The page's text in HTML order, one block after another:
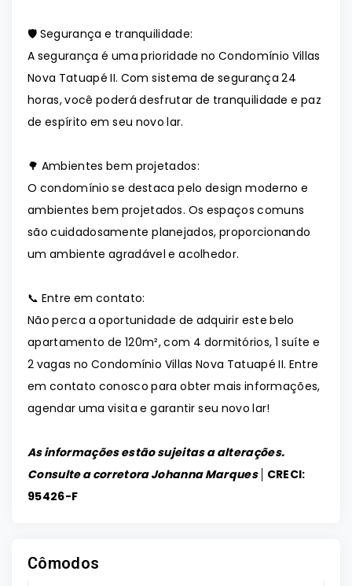
🛡️ Segurança e tranquilidade:
A segurança é uma prioridade no Condomínio Villas
Nova Tatuapé II. Com sistema de segurança 24
horas, você poderá desfrutar de tranquilidade e paz
de espírito em seu novo lar.
🌳 Ambientes bem projetados:
O condomínio se destaca pelo design moderno e
ambientes bem projetados. Os espaços comuns
são cuidadosamente planejados, proporcionando
um ambiente agradável e acolhedor.
📞 Entre em contato:
Não perca a oportunidade de adquirir este belo
apartamento de 120m², com 4 dormitórios, 1 suíte e
2 vagas no Condomínio Villas Nova Tatuapé II. Entre
em contato conosco para obter mais informações,
agendar uma visita e garantir seu novo lar!
As informações estão sujeitas a alterações.
Consulte a corretora Johanna Marques │ CRECI:
95426-F
Cômodos